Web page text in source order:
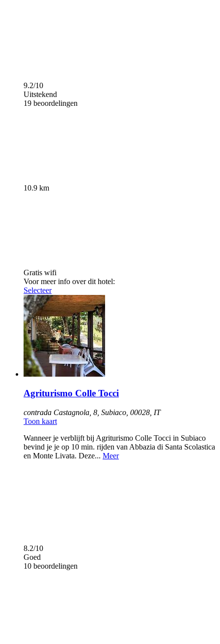
9.2/10
Uitstekend
19 beoordelingen
10.9 km
Gratis wifi
Voor meer info over dit hotel:
Selecteer
Agriturismo Colle Tocci
contrada Castagnola, 8, Subiaco, 00028, IT
Toon kaart
Wanneer je verblijft bij Agriturismo Colle Tocci in Subiaco
bevind je je op 10 min. rijden van Abbazia di Santa Scolastica
en Monte Livata. Deze... Meer
8.2/10
Goed
10 beoordelingen